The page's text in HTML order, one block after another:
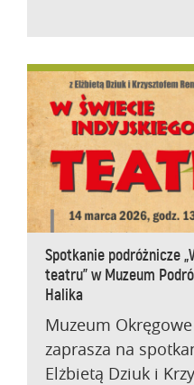
Spotkanie podróżnicze
teatru” w Muzeum
Halika
Muzeum
zaprasza na
Elżbietą Dziuk i